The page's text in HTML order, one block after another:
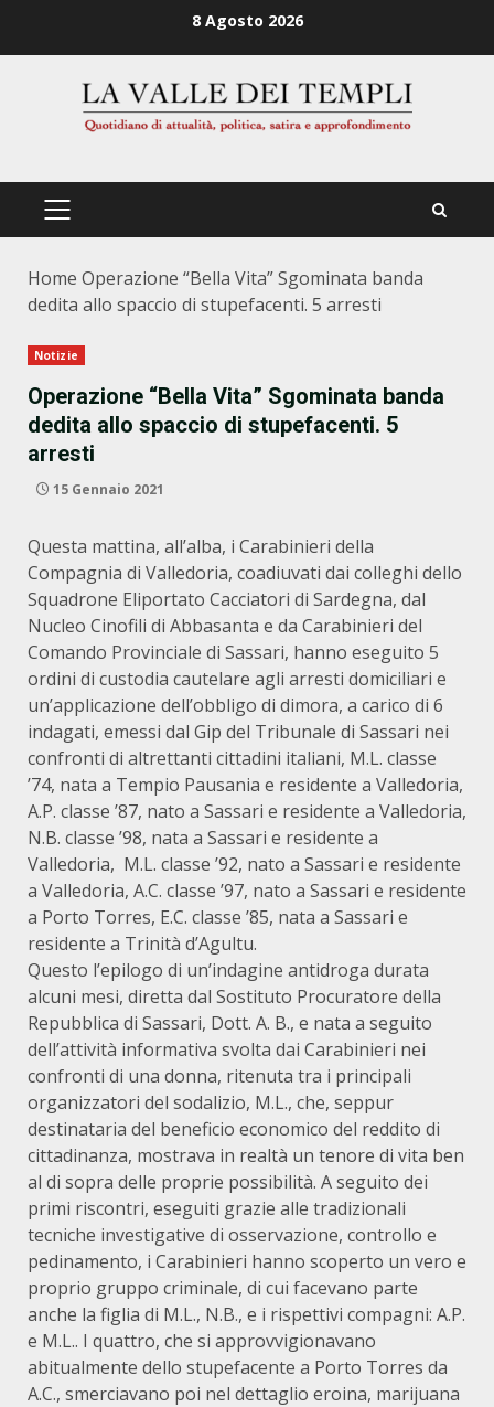
8 Agosto 2026
PRIMÄRES
Home Operazione “Bella Vita” Sgominata banda
dedita allo spaccio di stupefacenti. 5 arresti
Notizie
Operazione “Bella Vita” Sgominata banda
dedita allo spaccio di stupefacenti. 5
arresti
15 Gennaio 2021
Questa mattina, all’alba, i Carabinieri della
Compagnia di Valledoria, coadiuvati dai colleghi dello
Squadrone Eliportato Cacciatori di Sardegna, dal
Nucleo Cinofili di Abbasanta e da Carabinieri del
Comando Provinciale di Sassari, hanno eseguito 5
ordini di custodia cautelare agli arresti domiciliari e
un’applicazione dell’obbligo di dimora, a carico di 6
indagati, emessi dal Gip del Tribunale di Sassari nei
confronti di altrettanti cittadini italiani, M.L. classe
’74, nata a Tempio Pausania e residente a Valledoria,
A.P. classe ’87, nato a Sassari e residente a Valledoria,
N.B. classe ’98, nata a Sassari e residente a
Valledoria, M.L. classe ’92, nato a Sassari e residente
a Valledoria, A.C. classe ’97, nato a Sassari e residente
a Porto Torres, E.C. classe ’85, nata a Sassari e
residente a Trinità d’Agultu.
Questo l’epilogo di un’indagine antidroga durata
alcuni mesi, diretta dal Sostituto Procuratore della
Repubblica di Sassari, Dott. A. B., e nata a seguito
dell’attività informativa svolta dai Carabinieri nei
confronti di una donna, ritenuta tra i principali
organizzatori del sodalizio, M.L., che, seppur
destinataria del beneficio economico del reddito di
cittadinanza, mostrava in realtà un tenore di vita ben
al di sopra delle proprie possibilità. A seguito dei
primi riscontri, eseguiti grazie alle tradizionali
tecniche investigative di osservazione, controllo e
pedinamento, i Carabinieri hanno scoperto un vero e
proprio gruppo criminale, di cui facevano parte
anche la figlia di M.L., N.B., e i rispettivi compagni: A.P.
e M.L.. I quattro, che si approvvigionavano
abitualmente dello stupefacente a Porto Torres da
A.C., smerciavano poi nel dettaglio eroina, marijuana